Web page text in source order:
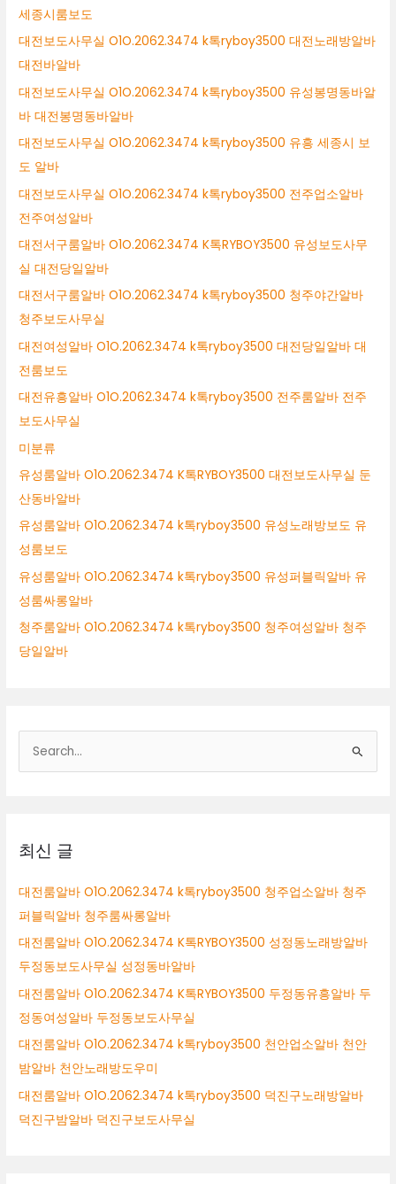
세종시룸보도
대전보도사무실 O1O.2062.3474 k톡ryboy3500 대전노래방알바
대전바알바
대전보도사무실 O1O.2062.3474 k톡ryboy3500 유성봉명동바알
바 대전봉명동바알바
대전보도사무실 O1O.2062.3474 k톡ryboy3500 유흥 세종시 보
도 알바
대전보도사무실 O1O.2062.3474 k톡ryboy3500 전주업소알바
전주여성알바
대전서구룸알바 O1O.2062.3474 K톡RYBOY3500 유성보도사무
실 대전당일알바
대전서구룸알바 O1O.2062.3474 k톡ryboy3500 청주야간알바
청주보도사무실
대전여성알바 O1O.2062.3474 k톡ryboy3500 대전당일알바 대
전룸보도
대전유흥알바 O1O.2062.3474 k톡ryboy3500 전주룸알바 전주
보도사무실
미분류
유성룸알바 O1O.2062.3474 K톡RYBOY3500 대전보도사무실 둔
산동바알바
유성룸알바 O1O.2062.3474 k톡ryboy3500 유성노래방보도 유
성룸보도
유성룸알바 O1O.2062.3474 k톡ryboy3500 유성퍼블릭알바 유
성룸싸롱알바
청주룸알바 O1O.2062.3474 k톡ryboy3500 청주여성알바 청주
당일알바
색
최신 글
대전룸알바 O1O.2062.3474 k톡ryboy3500 청주업소알바 청주
퍼블릭알바 청주룸싸롱알바
대전룸알바 O1O.2062.3474 K톡RYBOY3500 성정동노래방알바
두정동보도사무실 성정동바알바
대전룸알바 O1O.2062.3474 K톡RYBOY3500 두정동유흥알바 두
정동여성알바 두정동보도사무실
대전룸알바 O1O.2062.3474 k톡ryboy3500 천안업소알바 천안
밤알바 천안노래방도우미
대전룸알바 O1O.2062.3474 k톡ryboy3500 덕진구노래방알바
덕진구밤알바 덕진구보도사무실